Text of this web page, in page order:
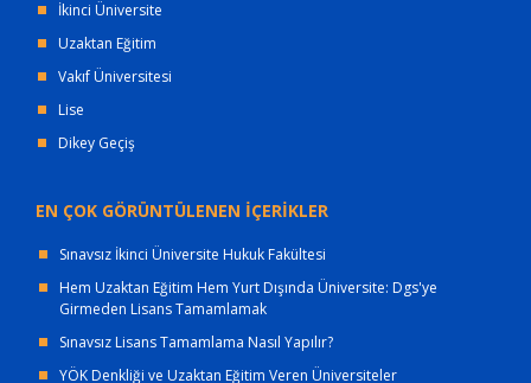
İkinci Üniversite
Uzaktan Eğitim
Vakıf Üniversitesi
Lise
Dikey Geçiş
EN ÇOK GÖRÜNTÜLENEN İÇERİKLER
Sınavsız İkinci Üniversite Hukuk Fakültesi
Hem Uzaktan Eğitim Hem Yurt Dışında Üniversite: Dgs'ye
Girmeden Lisans Tamamlamak
Sınavsız Lisans Tamamlama Nasıl Yapılır?
YÖK Denkliği ve Uzaktan Eğitim Veren Üniversiteler